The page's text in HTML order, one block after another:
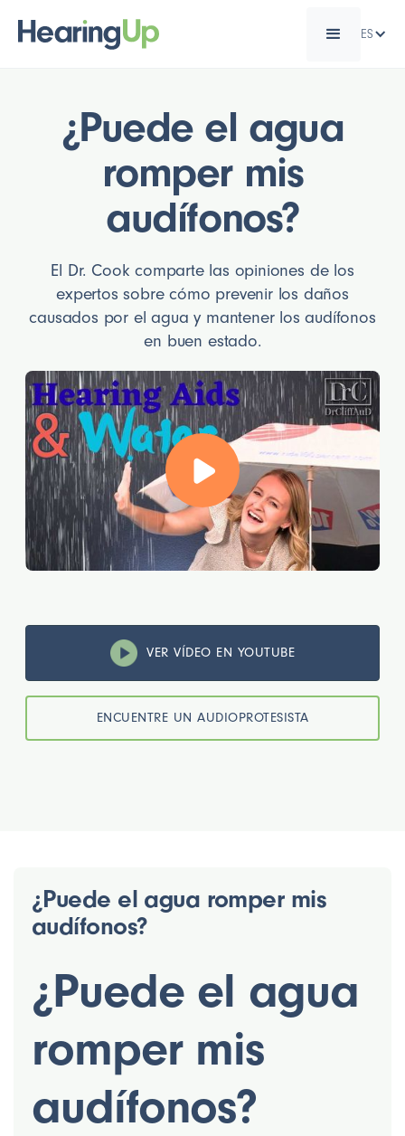
ES
¿Puede el agua
romper mis
audífonos?
El Dr. Cook comparte las opiniones de los
expertos sobre cómo prevenir los daños
causados por el agua y mantener los audífonos
en buen estado.
VER VÍDEO EN YOUTUBE
ENCUENTRE UN AUDIOPROTESISTA
¿Puede el agua romper mis
audífonos?
¿Puede el agua
romper mis
audífonos?